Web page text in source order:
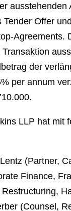
ausstehenden
Tender Offer
Agreements.
der
per annum
LLP hat mit
(Partner,
Finance,
(Counsel,